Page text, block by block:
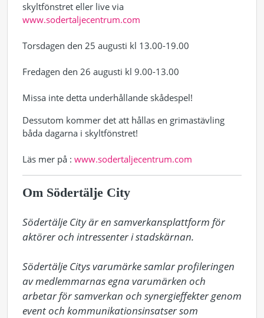
skyltfönstret eller live via
www.sodertaljecentrum.com
Torsdagen den 25 augusti kl 13.00-19.00
Fredagen den 26 augusti kl 9.00-13.00
Missa inte detta underhållande skådespel!
Dessutom kommer det att hållas en grimastävling
båda dagarna i skyltfönstret!
Läs mer på : www.sodertaljecentrum.com
Om Södertälje City
Södertälje City är en samverkansplattform för
aktörer och intressenter i stadskärnan.
Södertälje Citys varumärke samlar profileringen
av medlemmarnas egna varumärken och
arbetar för samverkan och synergieffekter genom
event och kommunikationsinsatser som